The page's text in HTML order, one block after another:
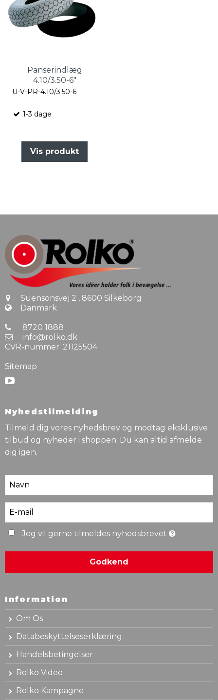
Panserindlæg
4.10/3.50-6"
U-V-PR-4.10/3.50-6
1-3 dage
Vis produkt
Suensonsvej 2 , 8600 Silkeborg
Danmark
8720 1888
info@rolko.dk
CVR-nummer: 21125504
Sitemap
Nyhedstilmelding
Tilmeld dig vores nyhedsbrev og modtag eksklusive
tilbud og nyheder i shoppen. Du kan altid afmelde
dig igen.
Jeg vil gerne tilmeldes nyhedsbrevet
Godkend
Information
Om Os
Databeskyttelseserklæring
Handelsbetingelser
Rolko Video
Rolko Kampagne